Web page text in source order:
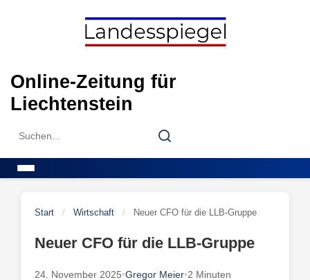
Online-Zeitung für
Liechtenstein
Search
Search
Start / Wirtschaft / Neuer CFO für die LLB-Gruppe
Neuer CFO für die LLB-Gruppe
24. November 2025•Gregor Meier•2 Minuten